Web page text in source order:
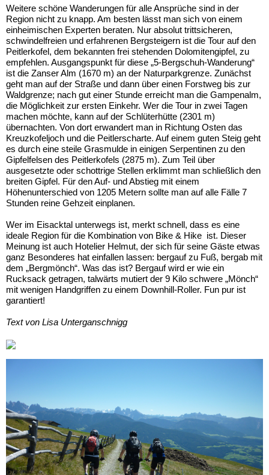
Weitere schöne Wanderungen für alle Ansprüche sind in der
Region nicht zu knapp. Am besten lässt man sich von einem
einheimischen Experten beraten. Nur absolut trittsicheren,
schwindelfreien und erfahrenen Bergsteigern ist die Tour auf den
Peitlerkofel, dem bekannten frei stehenden Dolomitengipfel, zu
empfehlen. Ausgangspunkt für diese „5-Bergschuh-Wanderung“
ist die Zanser Alm (1670 m) an der Naturparkgrenze. Zunächst
geht man auf der Straße und dann über einen Forstweg bis zur
Waldgrenze; nach gut einer Stunde erreicht man die Gampenalm,
die Möglichkeit zur ersten Einkehr. Wer die Tour in zwei Tagen
machen möchte, kann auf der Schlüterhütte (2301 m)
übernachten. Von dort erwandert man in Richtung Osten das
Kreuzkofeljoch und die Peitlerscharte. Auf einem guten Steig geht
es durch eine steile Grasmulde in einigen Serpentinen zu den
Gipfelfelsen des Peitlerkofels (2875 m). Zum Teil über
ausgesetzte oder schottrige Stellen erklimmt man schließlich den
breiten Gipfel. Für den Auf- und Abstieg mit einem
Höhenunterschied von 1205 Metern sollte man auf alle Fälle 7
Stunden reine Gehzeit einplanen.
Wer im Eisacktal unterwegs ist, merkt schnell, dass es eine
ideale Region für die Kombination von Bike & Hike ist. Dieser
Meinung ist auch Hotelier Helmut, der sich für seine Gäste etwas
ganz Besonderes hat einfallen lassen: bergauf zu Fuß, bergab mit
dem „Bergmönch“. Was das ist? Bergauf wird er wie ein
Rucksack getragen, talwärts mutiert der 9 Kilo schwere „Mönch“
mit wenigen Handgriffen zu einem Downhill-Roller. Fun pur ist
garantiert!
Text von Lisa Unterganschnigg